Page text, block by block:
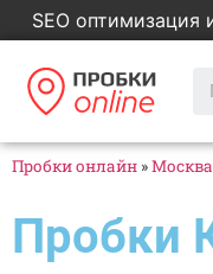
SEO оптимизация
Пробки онлайн »
Пробки